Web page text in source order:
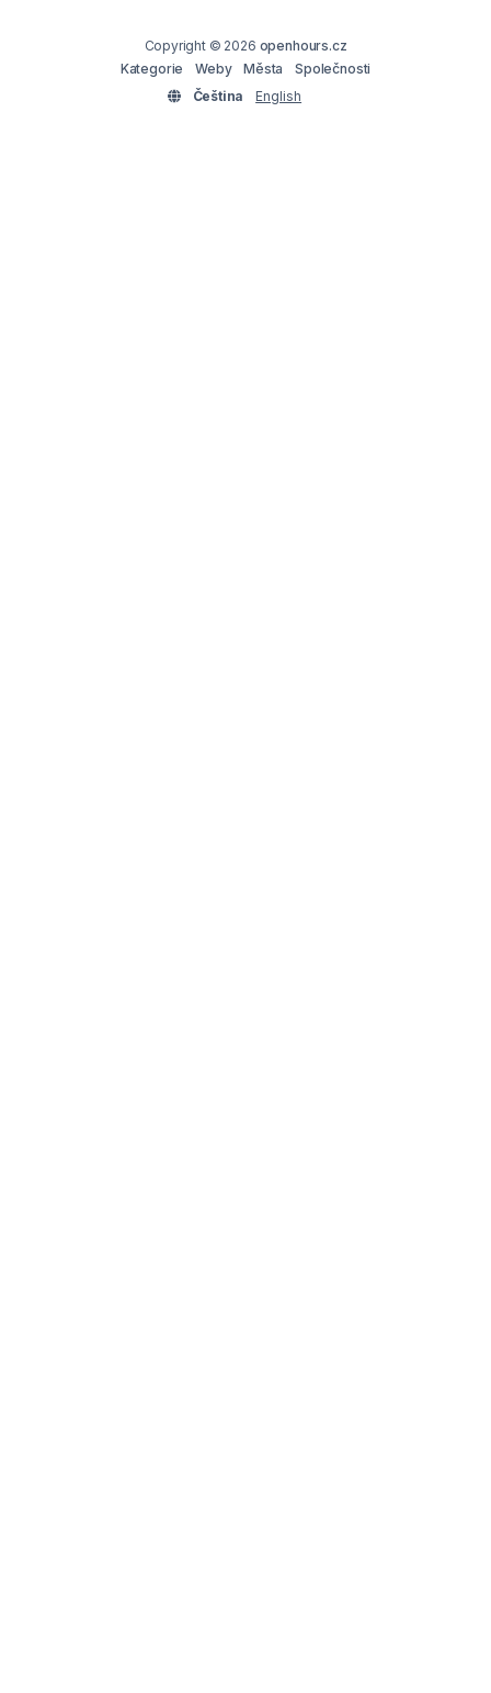
Copyright © 2026 openhours.cz
Kategorie
Weby Města
Společnosti
Čeština
English